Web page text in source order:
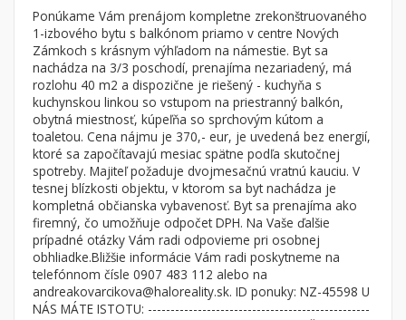
Lokalita
×
Nitriansky (kraj)
Byt
Garsónky
Dvojgarsónky
1-izbové
2-izbové
3-izbové
4 a viac izbové byty
Dom
Vila
Chalupa
Ponúkame Vám prenájom kompletne zrekonštruovaného
1-izbového bytu s balkónom priamo v centre Nových
Zámkoch s krásnym výhľadom na námestie. Byt sa
nachádza na 3/3 poschodí, prenajíma nezariadený, má
rozlohu 40 m2 a dispozične je riešený - kuchyňa s
kuchynskou linkou so vstupom na priestranný balkón,
obytná miestnosť, kúpeľňa so sprchovým kútom a
toaletou. Cena nájmu je 370,- eur, je uvedená bez energií,
ktoré sa započítavajú mesiac spätne podľa skutočnej
spotreby. Majiteľ požaduje dvojmesačnú vratnú kauciu. V
tesnej blízkosti objektu, v ktorom sa byt nachádza je
kompletná občianska vybavenosť. Byt sa prenajíma ako
firemný, čo umožňuje odpočet DPH. Na Vaše ďalšie
prípadné otázky Vám radi odpovieme pri osobnej
obhliadke.Bližšie informácie Vám radi poskytneme na
telefónnom čísle 0907 483 112 alebo na
andreakovarcikova@haloreality.sk. ID ponuky: NZ-45598 U
NÁS MÁTE ISTOTU: -------------------------------------------------